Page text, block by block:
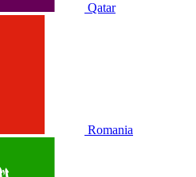
Qatar
Romania